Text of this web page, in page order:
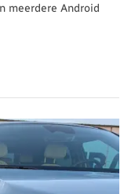
meerdere Android